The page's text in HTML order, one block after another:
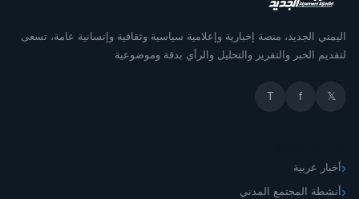
اليمني الجديد، منصة إخبارية وإعلامية سياسية وثقافية وإنسانية عامة، تسعى
لتقديم الخبر والتقرير والتحليل والرأي بدقة وموضوعية
𝕏
f
T
أخبار عربية
أنشطة المجتمع المدني